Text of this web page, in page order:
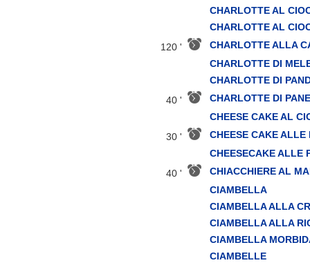
CHARLOTTE AL
CHARLOTTE AL
120 '
CHARLOTTE ALLA
CHARLOTTE DI
CHARLOTTE DI
40 '
CHARLOTTE DI
CHEESE CAKE AL
30 '
CHEESE CAKE ALLE
CHEESECAKE ALLE
40 '
CHIACCHIERE AL
CIAMBELLA
CIAMBELLA ALLA
CIAMBELLA ALLA
CIAMBELLA
CIAMBELLE